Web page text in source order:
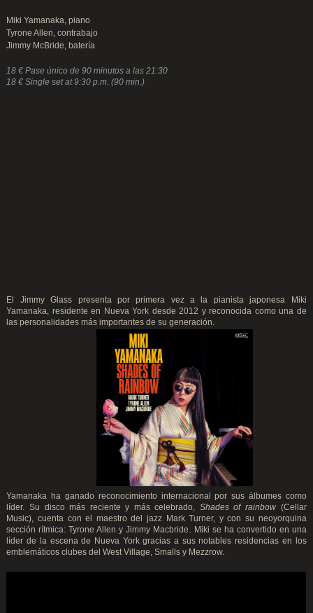
Miki Yamanaka, piano
Tyrone Allen, contrabajo
Jimmy McBride, batería
18 € Pase único de 90 minutos a las 21:30
18 € Single set at 9:30 p.m. (90 min.)
El Jimmy Glass presenta por primera vez a la pianista japonesa Miki
Yamanaka, residente en Nueva York desde 2012 y reconocida como una de
las personalidades más importantes de su generación.
Yamanaka ha ganado reconocimiento internacional por sus álbumes como
líder. Su disco más reciente y más celebrado, Shades of rainbow (Cellar
Music), cuenta con el maestro del jazz Mark Turner, y con su neoyorquina
sección rítmica: Tyrone Allen y Jimmy Macbride. Miki se ha convertido en una
líder de la escena de Nueva York gracias a sus notables residencias en los
emblemáticos clubes del West Village, Smalls y Mezzrow.